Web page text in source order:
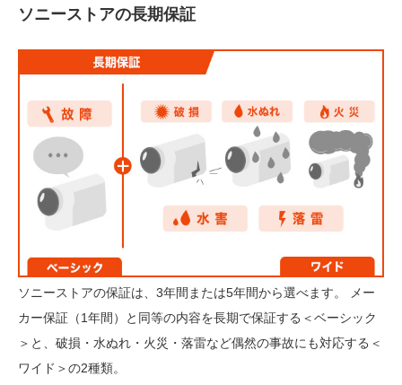
ソニーストアの長期保証
ソニーストアの保証は、3年間または5年間から選べます。 メー
カー保証（1年間）と同等の内容を長期で保証する＜ベーシック
＞と、破損・水ぬれ・火災・落雷など偶然の事故にも対応する＜
ワイド＞の2種類。